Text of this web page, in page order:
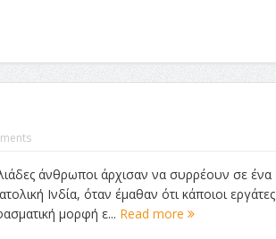
άνθρωποι άρχισαν να συρρέουν σε ένα
Ινδία, όταν έμαθαν ότι κάποιοι εργάτες
μορφή ε... Read more